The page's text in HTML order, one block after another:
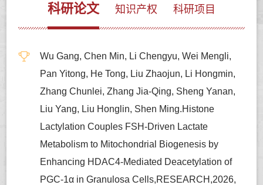
科研论文 知识产权 科研项目
Wu Gang, Chen Min, Li Chengyu, Wei Mengli,
Pan Yitong, He Tong, Liu Zhaojun, Li Hongmin,
Zhang Chunlei, Zhang Jia-Qing, Sheng Yanan,
Liu Yang, Liu Honglin, Shen Ming.Histone
Lactylation Couples FSH-Driven Lactate
Metabolism to Mitochondrial Biogenesis by
Enhancing HDAC4-Mediated Deacetylation of
PGC-1α in Granulosa Cells,RESEARCH,2026,